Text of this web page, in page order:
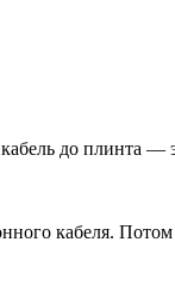
до плинта —
кабеля.